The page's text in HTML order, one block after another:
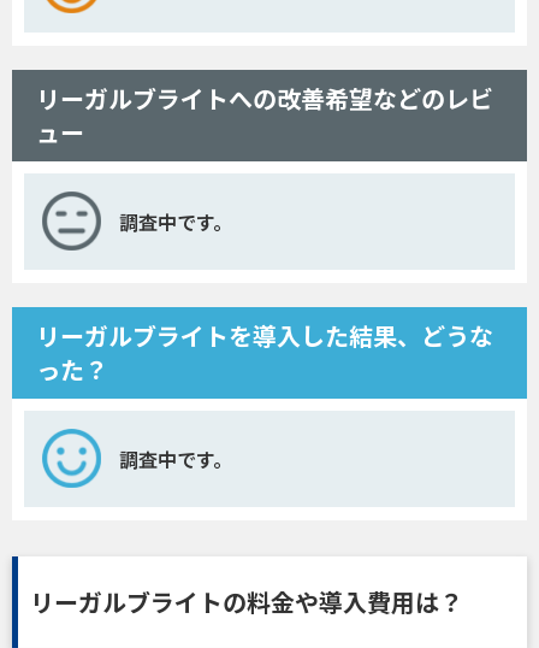
リーガルブライトへの改善希望などのレビ
ュー
調査中です。
リーガルブライトを導入した結果、どうな
った？
調査中です。
リーガルブライトの料金や導入費用は？